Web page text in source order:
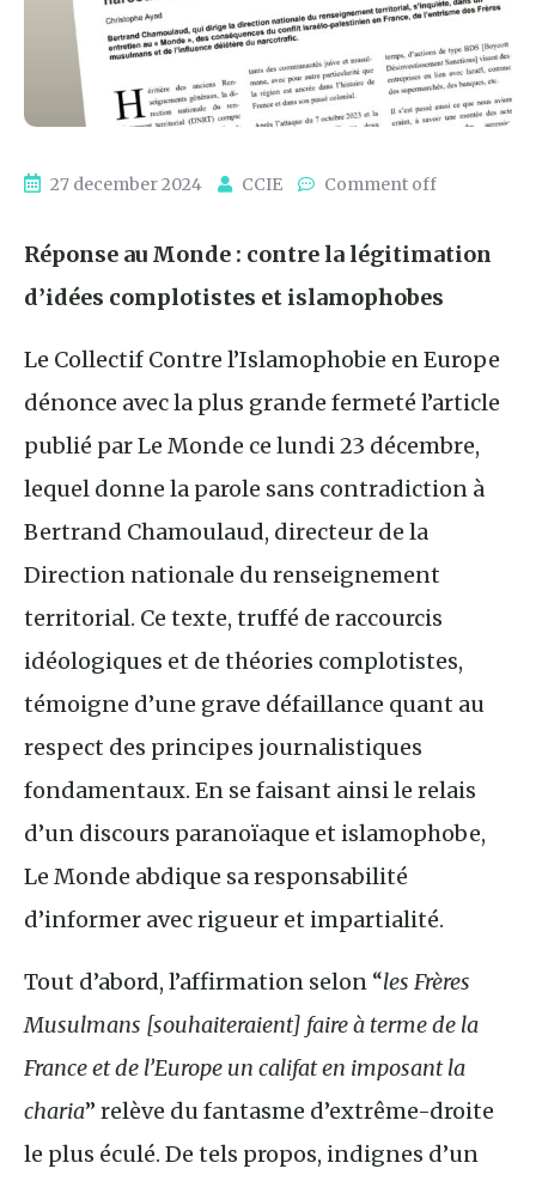
27 december 2024 CCIE Comment off
Réponse au Monde : contre la légitimation
d’idées complotistes et islamophobes
Le Collectif Contre l’Islamophobie en Europe
dénonce avec la plus grande fermeté l’article
publié par Le Monde ce lundi 23 décembre,
lequel donne la parole sans contradiction à
Bertrand Chamoulaud, directeur de la
Direction nationale du renseignement
territorial. Ce texte, truffé de raccourcis
idéologiques et de théories complotistes,
témoigne d’une grave défaillance quant au
respect des principes journalistiques
fondamentaux. En se faisant ainsi le relais
d’un discours paranoïaque et islamophobe,
Le Monde abdique sa responsabilité
d’informer avec rigueur et impartialité.
Tout d’abord, l’affirmation selon “les Frères
Musulmans [souhaiteraient] faire à terme de la
France et de l’Europe un califat en imposant la
charia” relève du fantasme d’extrême-droite
le plus éculé. De tels propos, indignes d’un